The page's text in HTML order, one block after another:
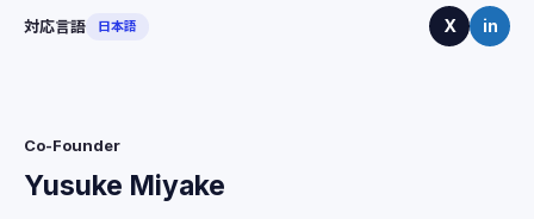
対応言語 日本語 X in
Co-Founder
Yusuke Miyake